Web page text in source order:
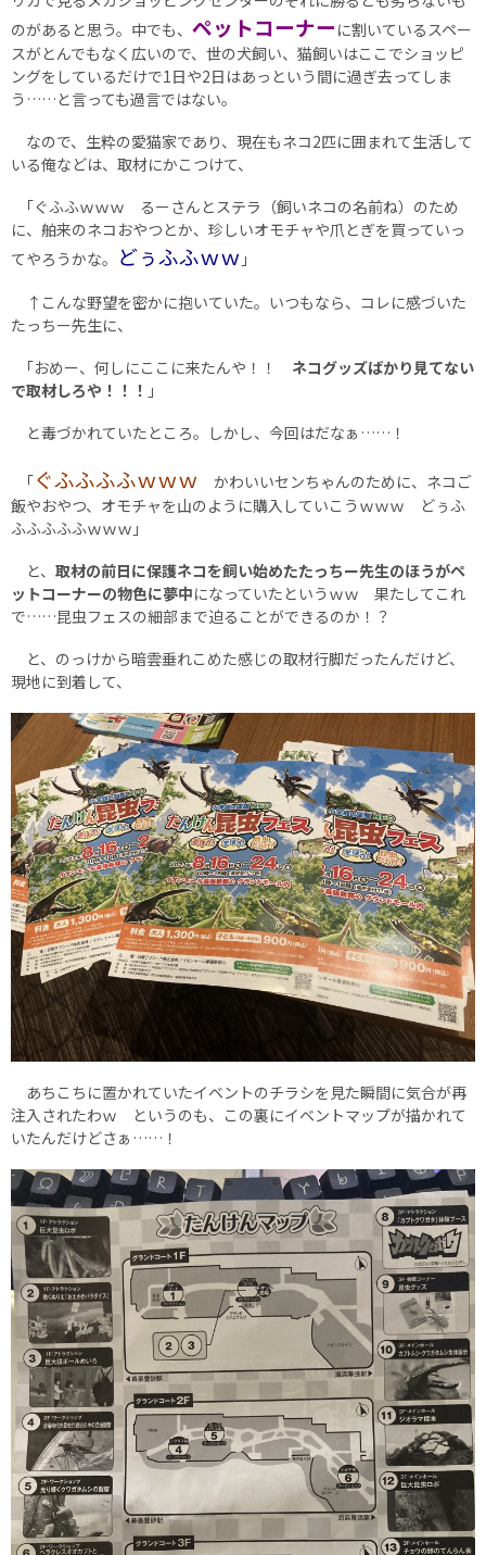
のがあると思う。中でも、 ペットコーナー に割いているスペー
スがとんでもなく広いので、世の犬飼い、猫飼いはここでショッピ
ングをしているだけで1日や2日はあっという間に過ぎ去ってしま
う……と言っても過言ではない。
なので、生粋の愛猫家であり、現在もネコ2匹に囲まれて生活して
いる俺などは、取材にかこつけて、
｢ぐふふｗｗｗ るーさんとステラ（飼いネコの名前ね）のため
に、舶来のネコおやつとか、珍しいオモチャや爪とぎを買っていっ
てやろうかな。 どぅふふｗｗ ｣
↑こんな野望を密かに抱いていた。いつもなら、コレに感づいた
たっちー先生に、
｢おめー、何しにここに来たんや！！ ネコグッズばかり見てない
で取材しろや！！！ ｣
と毒づかれていたところ。しかし、今回はだなぁ……！
｢ぐふふふふｗｗｗ かわいいセンちゃんのために、ネコご
飯やおやつ、オモチャを山のように購入していこうｗｗｗ どぅふ
ふふふふふｗｗｗ｣
と、 取材の前日に保護ネコを飼い始めたたっちー先生のほうがペ
ットコーナーの物色に夢中になっていたというｗｗ 果たしてこれ
で……昆虫フェスの細部まで迫ることができるのか！？
と、のっけから暗雲垂れこめた感じの取材行脚だったんだけど、
現地に到着して、
あちこちに置かれていたイベントのチラシを見た瞬間に気合が再
注入されたわｗ というのも、この裏にイベントマップが描かれて
いたんだけどさぁ……！